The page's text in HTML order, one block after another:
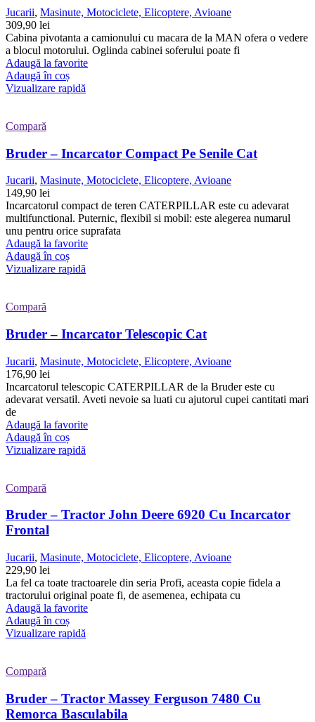
Jucarii, Masinute, Motociclete, Elicoptere, Avioane
309,90 lei
Cabina pivotanta a camionului cu macara de la MAN ofera o vedere
a blocul motorului. Oglinda cabinei soferului poate fi
Adaugă la favorite
Adaugă în coș
Vizualizare rapidă
Compară
Bruder – Incarcator Compact Pe Senile Cat
Jucarii, Masinute, Motociclete, Elicoptere, Avioane
149,90 lei
Incarcatorul compact de teren CATERPILLAR este cu adevarat
multifunctional. Puternic, flexibil si mobil: este alegerea numarul
unu pentru orice suprafata
Adaugă la favorite
Adaugă în coș
Vizualizare rapidă
Compară
Bruder – Incarcator Telescopic Cat
Jucarii, Masinute, Motociclete, Elicoptere, Avioane
176,90 lei
Incarcatorul telescopic CATERPILLAR de la Bruder este cu
adevarat versatil. Aveti nevoie sa luati cu ajutorul cupei cantitati mari
de
Adaugă la favorite
Adaugă în coș
Vizualizare rapidă
Compară
Bruder – Tractor John Deere 6920 Cu Incarcator
Frontal
Jucarii, Masinute, Motociclete, Elicoptere, Avioane
229,90 lei
La fel ca toate tractoarele din seria Profi, aceasta copie fidela a
tractorului original poate fi, de asemenea, echipata cu
Adaugă la favorite
Adaugă în coș
Vizualizare rapidă
Compară
Bruder – Tractor Massey Ferguson 7480 Cu
Remorca Basculabila